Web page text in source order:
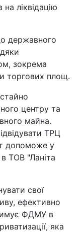
ліквідацію
державного
зокрема
торгових площ.
центру та
майна.
ТРЦ
допоможе у
в ТОВ "Ланіта
свої
ефективно
ФДМУ в
яка